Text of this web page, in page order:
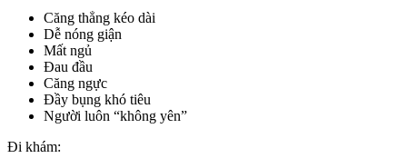
Căng thẳng kéo dài
Dễ nóng giận
Mất ngủ
Đau đầu
Căng ngực
Đầy bụng khó tiêu
Người luôn “không yên”
Đi khám: